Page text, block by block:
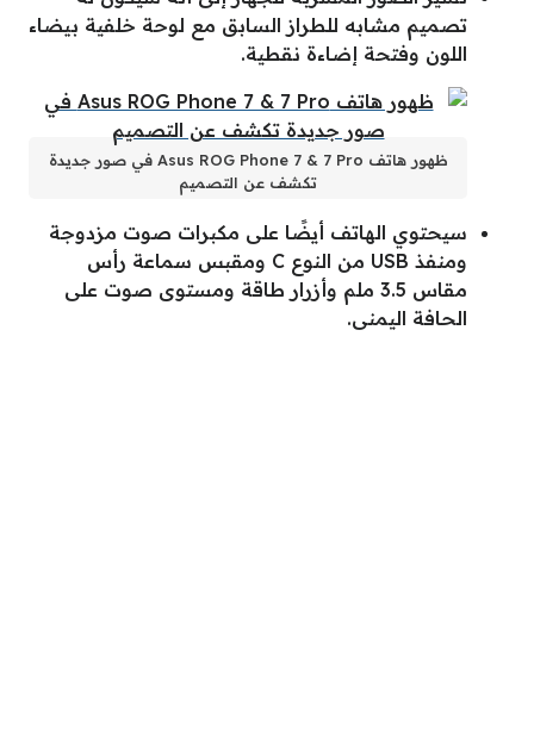
تصميم مشابه للطراز السابق مع لوحة خلفية بيضاء
اللون وفتحة إضاءة نقطية.
ظهور هاتف Asus ROG Phone 7 & 7 Pro في صور جديدة
تكشف عن التصميم
سيحتوي الهاتف أيضًا على مكبرات صوت مزدوجة
ومنفذ USB من النوع C ومقبس سماعة رأس
مقاس 3.5 ملم وأزرار طاقة ومستوى صوت على
الحافة اليمنى.